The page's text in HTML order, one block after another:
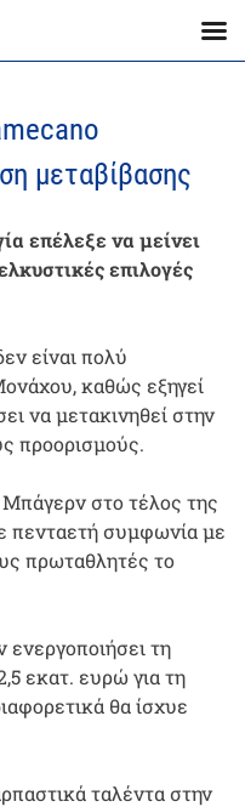
μεταβίβασης
επέλεξε να μείνει
επιλογές
είναι πολύ
καθώς εξηγεί
να μετακινηθεί στην
προορισμούς.
στο τέλος της
πενταετή συμφωνία με
πρωταθλητές το
ενεργοποιήσει τη
εκατ. ευρώ για τη
θα ίσχυε
ταλέντα στην